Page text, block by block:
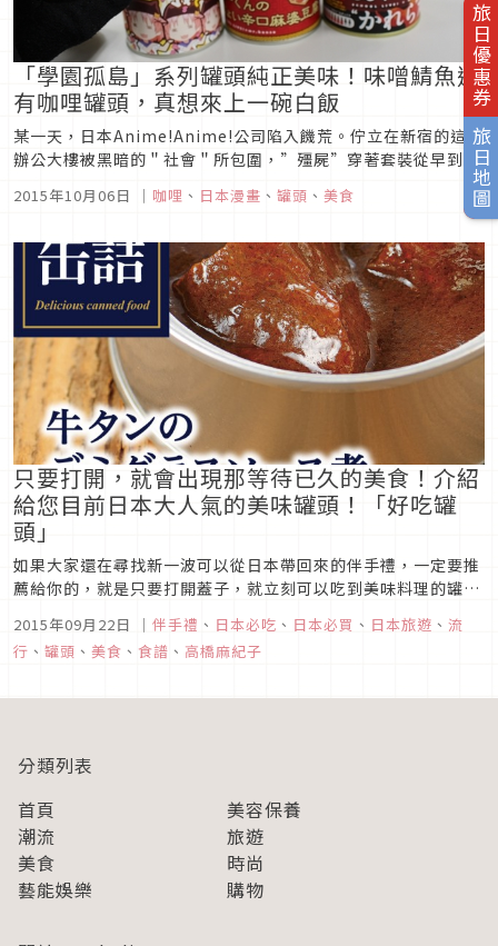
旅日優惠券
旅日地圖
「學園孤島」系列罐頭純正美味！味噌鯖魚還
有咖哩罐頭，真想來上一碗白飯
某一天，日本Anime!Anime!公司陷入饑荒。佇立在新宿的這棟
辦公大樓被黑暗的＂社會＂所包圍，”殭屍”穿著套裝從早到晚
Anime!Anime!的同伴Ani丸吠了起來。趕緊追上突然跑走的
mr.ka...
2015年10月06日 ｜ 咖哩 、 日本漫畫 、 罐頭 、 美食
只要打開，就會出現那等待已久的美食！介紹
給您目前日本大人氣的美味罐頭！「好吃罐
頭」
如果大家還在尋找新一波可以從日本帶回來的伴手禮，一定要推
薦給你的，就是只要打開蓋子，就立刻可以吃到美味料理的罐
訂在350円〜650円之間，比起一般的罐頭稍微貴了一點，不過
等到你吃過之後，馬上就可以接受了！好吃的原因是因為使用了
2015年09月22日 ｜ 伴手禮 、 日本必吃 、 日本必買 、 日本旅遊 、 流
行 、 罐頭 、 美食 、 食譜 、 高橋麻紀子
分類列表
首頁
美容保養
潮流
旅遊
美食
時尚
藝能娛樂
購物